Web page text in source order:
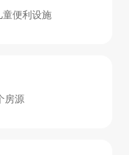
便利设施
房源